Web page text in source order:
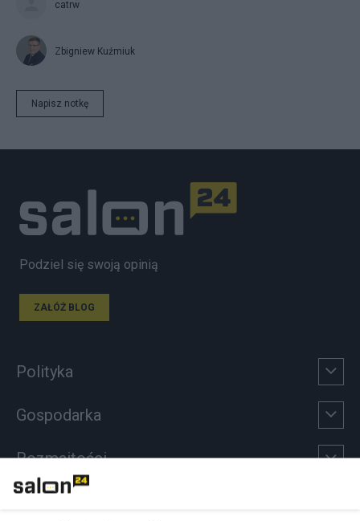
catrw
Zbigniew Kuźmiuk
Napisz notkę
Podziel się swoją opinią
ZAŁÓŻ BLOG
Polityka
Gospodarka
Rozmaitości